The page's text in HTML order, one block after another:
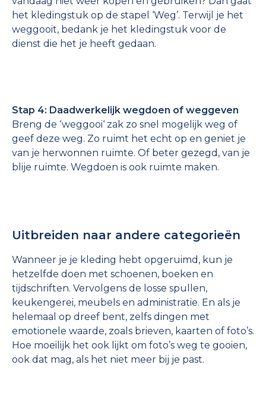
het kledingstuk op de stapel ‘Weg’. Terwijl je het
weggooit, bedank je het kledingstuk voor de
dienst die het je heeft gedaan.
Stap 4: Daadwerkelijk wegdoen of weggeven
Breng de ‘weggooi‘ zak zo snel mogelijk weg of
geef deze weg. Zo ruimt het echt op en geniet je
van je herwonnen ruimte. Of beter gezegd, van je
blije ruimte. Wegdoen is ook ruimte maken.
Uitbreiden naar andere categorieën
Wanneer je je kleding hebt opgeruimd, kun je
hetzelfde doen met schoenen, boeken en
tijdschriften. Vervolgens de losse spullen,
keukengerei, meubels en administratie. En als je
helemaal op dreef bent, zelfs dingen met
emotionele waarde, zoals brieven, kaarten of foto’s.
Hoe moeilijk het ook lijkt om foto’s weg te gooien,
ook dat mag, als het niet meer bij je past.